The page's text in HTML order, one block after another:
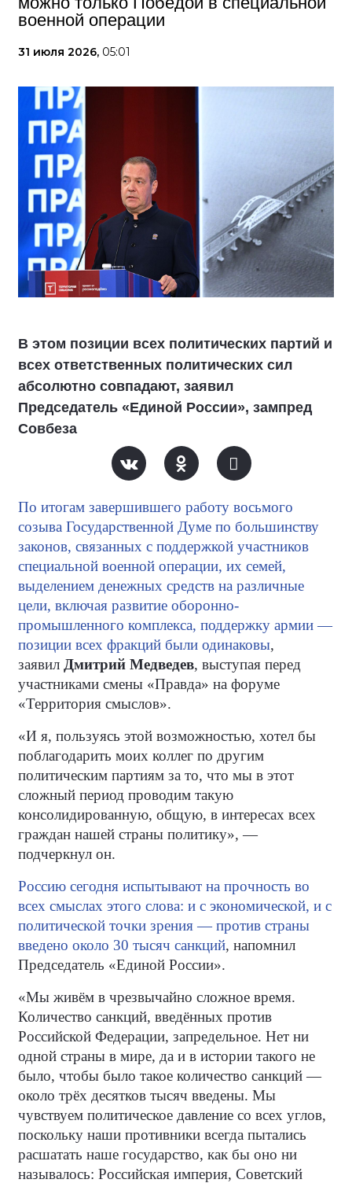
военной операции
31 июля 2026, 05:01
В этом позиции всех политических партий и
всех ответственных политических сил
абсолютно совпадают, заявил
Председатель «Единой России», зампред
Совбеза
По итогам завершившего работу восьмого
созыва Государственной Думе по большинству
законов, связанных с поддержкой участников
специальной военной операции, их семей,
выделением денежных средств на различные
цели, включая развитие оборонно-
промышленного комплекса, поддержку армии —
позиции всех фракций были одинаковы,
заявил Дмитрий Медведев, выступая перед
участниками смены «Правда» на форуме
«Территория смыслов».
«И я, пользуясь этой возможностью, хотел бы
поблагодарить моих коллег по другим
политическим партиям за то, что мы в этот
сложный период проводим такую
консолидированную, общую, в интересах всех
граждан нашей страны политику», —
подчеркнул он.
Россию сегодня испытывают на прочность во
всех смыслах этого слова: и с экономической, и с
политической точки зрения — против страны
введено около 30 тысяч санкций, напомнил
Председатель «Единой России».
«Мы живём в чрезвычайно сложное время.
Количество санкций, введённых против
Российской Федерации, запредельное. Нет ни
одной страны в мире, да и в истории такого не
было, чтобы было такое количество санкций —
около трёх десятков тысяч введены. Мы
чувствуем политическое давление со всех углов,
поскольку наши противники всегда пытались
расшатать наше государство, как бы оно ни
называлось: Российская империя, Советский